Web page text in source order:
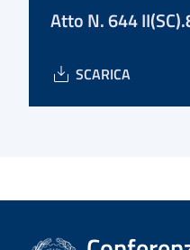
Atto N. 644
SCARICA